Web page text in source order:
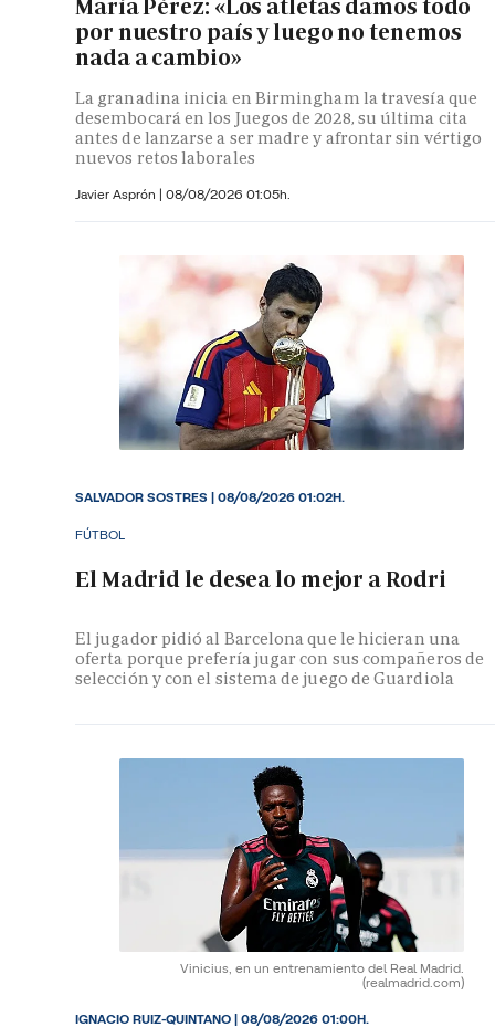
María Pérez: «Los atletas damos todo
por nuestro país y luego no tenemos
nada a cambio»
La granadina inicia en Birmingham la travesía que
desembocará en los Juegos de 2028, su última cita
antes de lanzarse a ser madre y afrontar sin vértigo
nuevos retos laborales
Javier Asprón | 08/08/2026 01:05h.
FÚTBOL
El Madrid le desea lo mejor a Rodri
El jugador pidió al Barcelona que le hicieran una
oferta porque prefería jugar con sus compañeros de
selección y con el sistema de juego de Guardiola
SALVADOR SOSTRES |08/08/2026 01:02H.
Vinicius, en un entrenamiento del Real Madrid.
(realmadrid.com)
IGNACIO RUIZ-QUINTANO|08/08/2026 01:00H.